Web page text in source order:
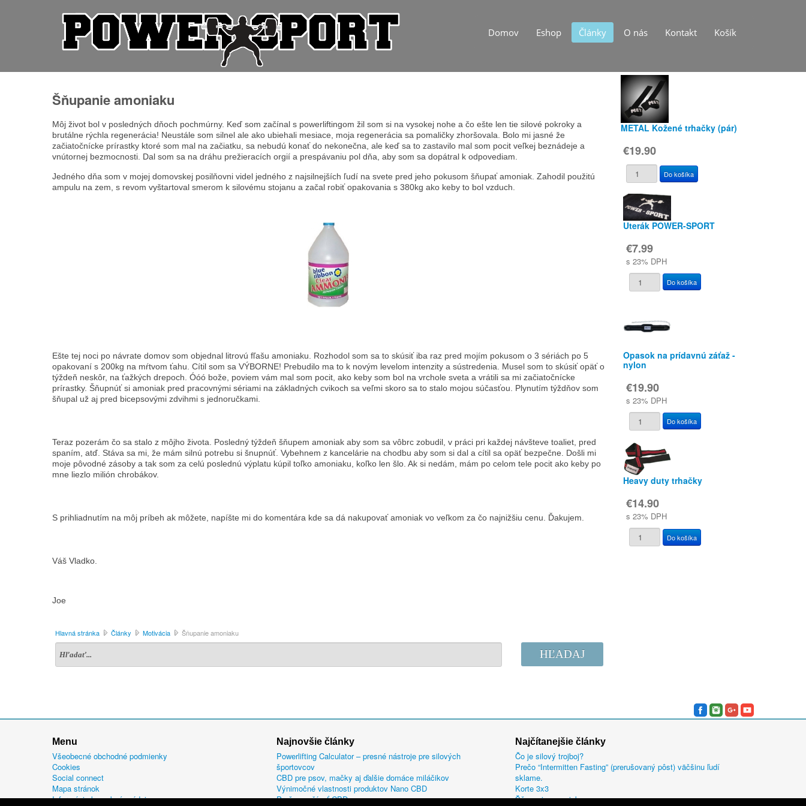
Domov Eshop Články O nás Kontakt Košík
Šňupanie amoniaku
Môj život bol v posledných dňoch pochmúrny. Keď som začínal s powerliftingom žil som si na vysokej nohe a čo ešte len tie silové pokroky a
brutálne rýchla regenerácia! Neustále som silnel ale ako ubiehali mesiace, moja regenerácia sa pomaličky zhoršovala. Bolo mi jasné že
začiatočnícke prírastky ktoré som mal na začiatku, sa nebudú konať do nekonečna, ale keď sa to zastavilo mal som pocit veľkej beznádeje a
vnútornej bezmocnosti. Dal som sa na dráhu prežieracích orgií a prespávaniu pol dňa, aby som sa dopátral k odpovediam.
Jedného dňa som v mojej domovskej posilňovni videl jedného z najsilnejších ľudí na svete pred jeho pokusom šňupať amoniak. Zahodil použitú
ampulu na zem, s revom vyštartoval smerom k silovému stojanu a začal robiť opakovania s 380kg ako keby to bol vzduch.
Ešte tej noci po návrate domov som objednal litrovú fľašu amoniaku. Rozhodol som sa to skúsiť iba raz pred mojím pokusom o 3 sériách po 5
opakovaní s 200kg na mŕtvom ťahu. Cítil som sa VÝBORNE! Prebudilo ma to k novým levelom intenzity a sústredenia. Musel som to skúsiť opäť o
týždeň neskôr, na ťažkých drepoch. Óóó bože, poviem vám mal som pocit, ako keby som bol na vrchole sveta a vrátili sa mi začiatočnícke
prírastky. Šňupnúť si amoniak pred pracovnými sériami na základných cvikoch sa veľmi skoro sa to stalo mojou súčasťou. Plynutím týždňov som
šňupal už aj pred bicepsovými zdvihmi s jednoručkami.
Teraz pozerám čo sa stalo z môjho života. Posledný týždeň šňupem amoniak aby som sa vôbrc zobudil, v práci pri každej návšteve toaliet, pred
spaním, atď. Stáva sa mi, že mám silnú potrebu si šnupnúť. Vybehnem z kancelárie na chodbu aby som si dal a cítil sa opäť bezpečne. Došli mi
moje pôvodné zásoby a tak som za celú poslednú výplatu kúpil toľko amoniaku, koľko len šlo. Ak si nedám, mám po celom tele pocit ako keby po
mne liezlo milión chrobákov.
S prihliadnutím na môj príbeh ak môžete, napíšte mi do komentára kde sa dá nakupovať amoniak vo veľkom za čo najnižšiu cenu. Ďakujem.
Váš Vladko.
Joe
Hlavná stránka Články Motivácia Šňupanie amoniaku
HĽADAJ
METAL Kožené trhačky (pár)
€19.90
Uterák POWER-SPORT
€7.99
s 23% DPH
Opasok na prídavnú záťaž -
nylon
€19.90
s 23% DPH
Heavy duty trhačky
€14.90
s 23% DPH
Menu
Všeobecné obchodné podmienky
Cookies
Social connect
Mapa stránok
Informácie k osobným údajom
Najnovšie články
Powerlifting Calculator – presné nástroje pre silových
športovcov
CBD pre psov, mačky aj ďalšie domáce miláčikov
Výnimočné vlastnosti produktov Nano CBD
Prečo používať CBD
Najčítanejšie články
Čo je silový trojboj?
Prečo “Intermitten Fasting” (prerušovaný pôst) väčšinu ľudí
sklame.
Korte 3x3
Šňupanie amoniaku